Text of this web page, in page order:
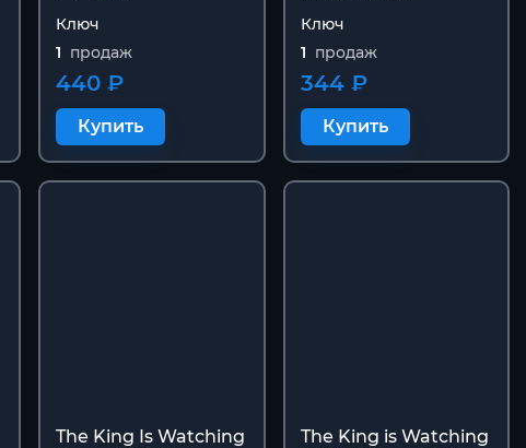
Ключ
1 продаж
440 ₽
Купить
Ключ
1 продаж
344 ₽
Купить
The King Is Watching
The King is Watching